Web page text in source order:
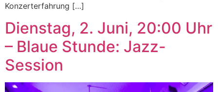
Konzerterfahrung […]
Dienstag, 2. Juni, 20:00 Uhr
– Blaue Stunde: Jazz-
Session